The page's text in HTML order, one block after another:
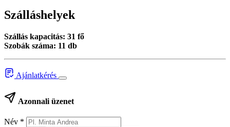
Szálláshelyek
Szállás kapacitás: 31 fő
Szobák száma: 11 db
Ajánlatkérés
Azonnali üzenet
Név *